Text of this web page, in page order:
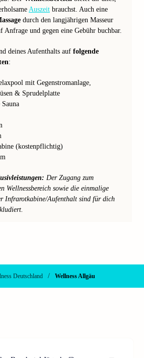
Auszeit brauchst. Auch eine
durch den langjährigen Masseur
Anfrage und gegen eine Gebühr buchbar.
deines Aufenthalts auf folgende
:
mit Gegenstromanlage,
& Sprudelplatte
(kostenpflichtig)
Der Zugang zum
Wellnessbereich sowie die einmalige
Infrarotkabine/Aufenthalt sind für dich
Deutschland / Wellness Allgäu